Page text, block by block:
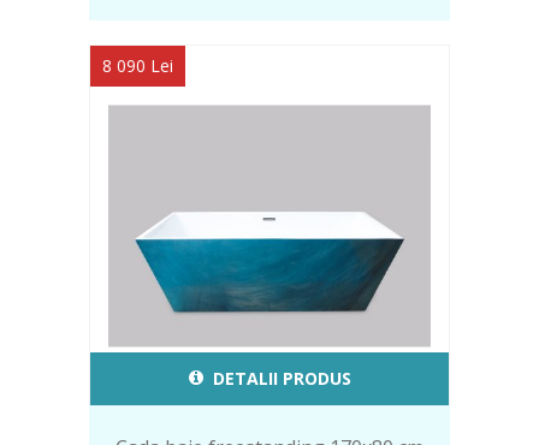
8 090 Lei
DETALII PRODUS